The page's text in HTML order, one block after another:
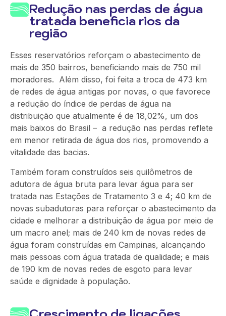
Redução nas perdas de água
tratada beneficia rios da
região
Esses reservatórios reforçam o abastecimento de
mais de 350 bairros, beneficiando mais de 750 mil
moradores. Além disso, foi feita a troca de 473 km
de redes de água antigas por novas, o que favorece
a redução do índice de perdas de água na
distribuição que atualmente é de 18,02%, um dos
mais baixos do Brasil – a redução nas perdas reflete
em menor retirada de água dos rios, promovendo a
vitalidade das bacias.
Também foram construídos seis quilômetros de
adutora de água bruta para levar água para ser
tratada nas Estações de Tratamento 3 e 4; 40 km de
novas subadutoras para reforçar o abastecimento da
cidade e melhorar a distribuição de água por meio de
um macro anel; mais de 240 km de novas redes de
água foram construídas em Campinas, alcançando
mais pessoas com água tratada de qualidade; e mais
de 190 km de novas redes de esgoto para levar
saúde e dignidade à população.